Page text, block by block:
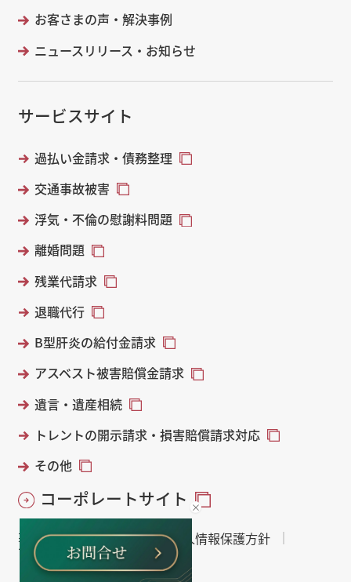
お客さまの声・解決事例
ニュースリリース・お知らせ
サービスサイト
過払い金請求・債務整理
交通事故被害
浮気・不倫の慰謝料問題
離婚問題
残業代請求
退職代行
B型肝炎の給付金請求
アスベスト被害賠償金請求
遺言・遺産相続
トレントの開示請求・損害賠償請求対応
その他
コーポレートサイト
著作権・免責について 個人情報保護方針
サイトマップ